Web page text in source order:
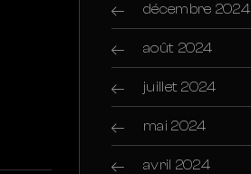
décembre 2024
août 2024
juillet 2024
mai 2024
avril 2024